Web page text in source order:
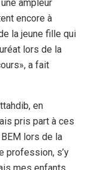
ampleur
encore à
la jeune fille qui
lors de la
a fait
en
pris part à ces
lors de la
profession, s’y